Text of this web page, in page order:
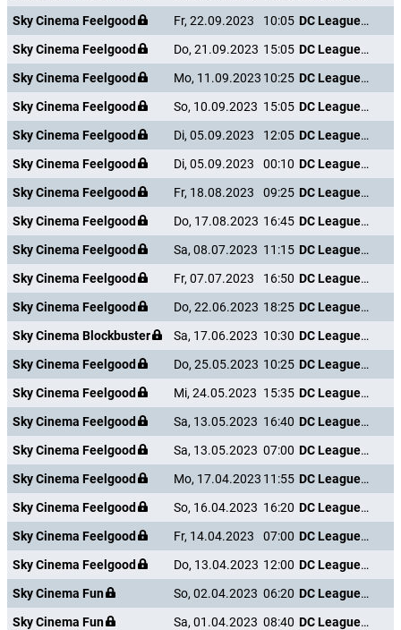
Sky Cinema Feelgood
Fr, 22.09.2023 10:05
DC League of Super-Pets
Sky Cinema Feelgood
Do, 21.09.2023 15:05
DC League of Super-Pets
Sky Cinema Feelgood
Mo, 11.09.2023 10:25
DC League of Super-Pets
Sky Cinema Feelgood
So, 10.09.2023 15:05
DC League of Super-Pets
Sky Cinema Feelgood
Di, 05.09.2023 12:05
DC League of Super-Pets
Sky Cinema Feelgood
Di, 05.09.2023 00:10
DC League of Super-Pets
Sky Cinema Feelgood
Fr, 18.08.2023 09:25
DC League of Super-Pets
Sky Cinema Feelgood
Do, 17.08.2023 16:45
DC League of Super-Pets
Sky Cinema Feelgood
Sa, 08.07.2023 11:15
DC League of Super-Pets
Sky Cinema Feelgood
Fr, 07.07.2023 16:50
DC League of Super-Pets
Sky Cinema Feelgood
Do, 22.06.2023 18:25
DC League of Super-Pets
Sky Cinema Blockbuster
Sa, 17.06.2023 10:30
DC League of Super-Pets
Sky Cinema Feelgood
Do, 25.05.2023 10:25
DC League of Super-Pets
Sky Cinema Feelgood
Mi, 24.05.2023 15:35
DC League of Super-Pets
Sky Cinema Feelgood
Sa, 13.05.2023 16:40
DC League of Super-Pets
Sky Cinema Feelgood
Sa, 13.05.2023 07:00
DC League of Super-Pets
Sky Cinema Feelgood
Mo, 17.04.2023 11:55
DC League of Super-Pets
Sky Cinema Feelgood
So, 16.04.2023 16:20
DC League of Super-Pets
Sky Cinema Feelgood
Fr, 14.04.2023 07:00
DC League of Super-Pets
Sky Cinema Feelgood
Do, 13.04.2023 12:00
DC League of Super-Pets
Sky Cinema Fun
So, 02.04.2023 06:20
DC League of Super-Pets
Sky Cinema Fun
Sa, 01.04.2023 08:40
DC League of Super-Pets